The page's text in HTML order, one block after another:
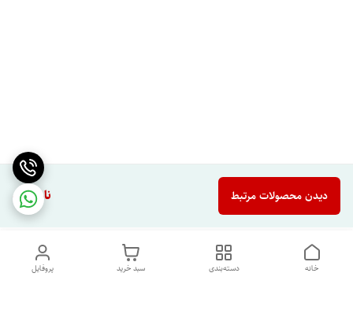
ناموجود دیدن محصولات مرتبط
پروفایل سبد خرید دسته‌بندی خانه